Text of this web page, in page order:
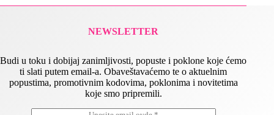
NEWSLETTER
Budi u toku i dobijaj zanimljivosti, popuste i poklone koje ćemo
ti slati putem email-a. Obaveštavaćemo te o aktuelnim
popustima, promotivnim kodovima, poklonima i novitetima
koje smo pripremili.